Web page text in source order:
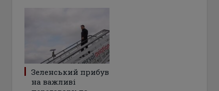
Зеленський прибув
на важливі